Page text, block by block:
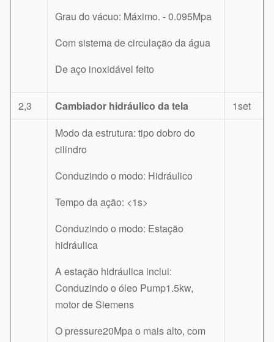
Grau do vácuo: Máximo. - 0.095Mpa
Com sistema de circulação da água
De aço inoxidável feito
2,3 Cambiador hidráulico da tela
1set
Modo da estrutura: tipo dobro do
cilindro
Conduzindo o modo: Hidráulico
Tempo da ação: <1s>
Conduzindo o modo: Estação
hidráulica
A estação hidráulica inclui:
Conduzindo o óleo Pump1.5kw,
motor de Siemens
O pressure20Mpa o mais alto, com